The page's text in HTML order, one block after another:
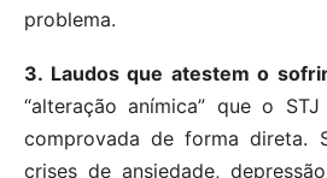
problema.
3. Laudos que atestem o
“alteração anímica” que o
comprovada de forma direta.
crises de ansiedade,